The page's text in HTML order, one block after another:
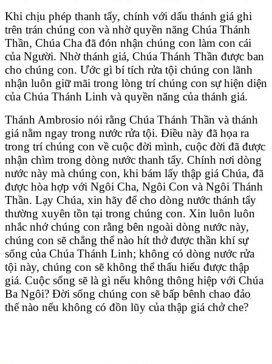
Khi chịu phép thanh tẩy, chính với dấu thánh giá ghi
trên trán chúng con và nhờ quyền năng Chúa Thánh
Thần, Chúa Cha đã đón nhận chúng con làm con cái
của Người. Nhờ thánh giá, Chúa Thánh Thần được ban
cho chúng con. Ước gì bí tích rửa tội chúng con lãnh
nhận luôn giữ mãi trong lòng trí chúng con sự hiện diện
của Chúa Thánh Linh và quyền năng của thánh giá.
Thánh Ambrosio nói rằng Chúa Thánh Thần và thánh
giá nằm ngay trong nước rửa tội. Điều này đã họa ra
trong trí chúng con về cuộc đời mình, cuộc đời đã được
nhận chìm trong dòng nước thanh tẩy. Chính nơi dòng
nước này mà chúng con, khi bám lấy thập giá Chúa, đã
được hòa hợp với Ngôi Cha, Ngôi Con và Ngôi Thánh
Thần. Lạy Chúa, xin hãy để cho dòng nước thánh tẩy
thường xuyên tồn tại trong chúng con. Xin luôn luôn
nhắc nhớ chúng con rằng bên ngoài dòng nước này,
chúng con sẽ chẳng thể nào hít thở được thần khí sự
sống của Chúa Thánh Linh; không có dòng nước rửa
tội này, chúng con sẽ không thể thấu hiểu được thập
giá. Cuộc sống sẽ là gì nếu không thông hiệp với Chúa
Ba Ngôi? Đời sống chúng con sẽ bấp bênh chao đảo
thế nào nếu không có đồn lũy của thập giá chở che?